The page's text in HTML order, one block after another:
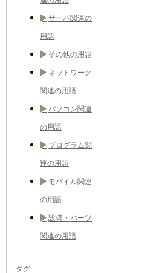
サーバ関連の
用語
その他の用語
ネットワーク
関連の用語
パソコン関連
の用語
プログラム関
連の用語
モバイル関連
の用語
設備・パーツ
関連の用語
タグ